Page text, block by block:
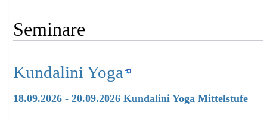
Seminare
Kundalini Yoga
18.09.2026 - 20.09.2026 Kundalini Yoga Mittelstufe